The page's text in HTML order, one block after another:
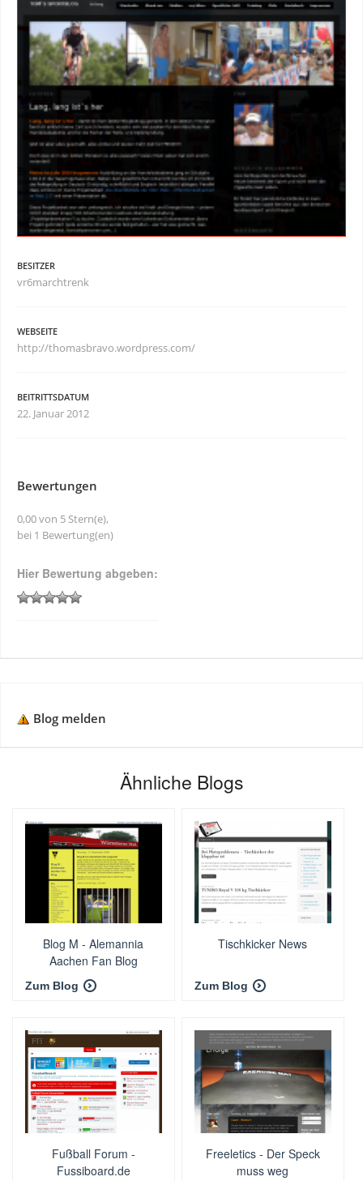
BESITZER
vr6marchtrenk
WEBSEITE
http://thomasbravo.wordpress.com/
BEITRITTSDATUM
22. Januar 2012
Bewertungen
0,00 von 5 Stern(e),
bei 1 Bewertung(en)
Hier Bewertung abgeben:
Blog melden
Ähnliche Blogs
Blog M - Alemannia
Aachen Fan Blog
Zum Blog
Tischkicker News
Zum Blog
Fußball Forum -
Fussiboard.de
Freeletics - Der Speck
muss weg